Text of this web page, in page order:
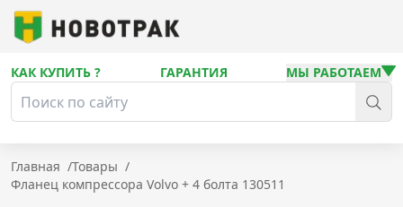
КАК КУПИТЬ ? ГАРАНТИЯ МЫ РАБОТАЕМ
Главная /Товары /
Фланец компрессора Volvo + 4 болта 130511